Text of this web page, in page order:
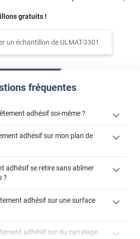
gratuits !
un échantillon de ULMAT-3301
fréquentes
adhésif soi-même ?
poser un revêtement adhésif ? »
adhésif sur mon plan de
plan de travail de cuisine ?"
adhésif se retire sans abîmer
?
adhésif sur une surface
adhésif sur du carrelage